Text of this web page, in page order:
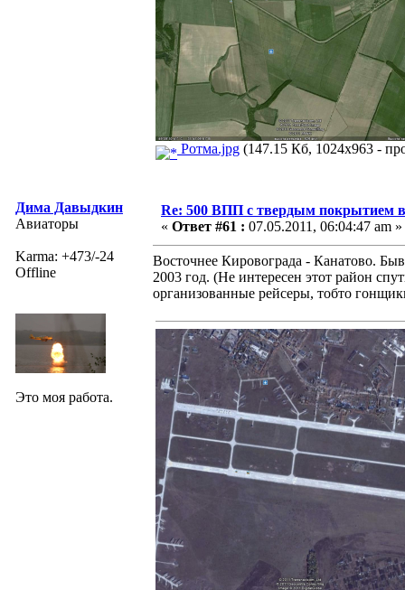
Ротма.jpg (147.15 Кб, 1024x963 -
Дима Давыдкин
Авиаторы
Karma: +473/-24
Offline
Это моя работа.
Re: 500 ВПП с твердым покрытием
« Ответ #61 : 07.05.2011, 06:04:47 am »
Восточнее Кировограда - Канатово.
2003 год. (Не интересен этот район
организованные рейсеры, тобто